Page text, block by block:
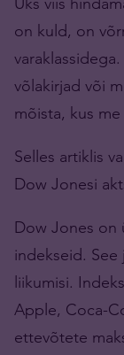
on kuld, on
võlakirjad või
mõista, kus
Selles artiklis
Dow Jonesi
Dow Jones on
indekseid.
liikumisi.
Apple, Coca-
ettevõtete